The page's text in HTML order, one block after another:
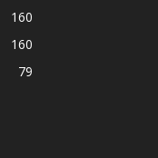
160
160
79